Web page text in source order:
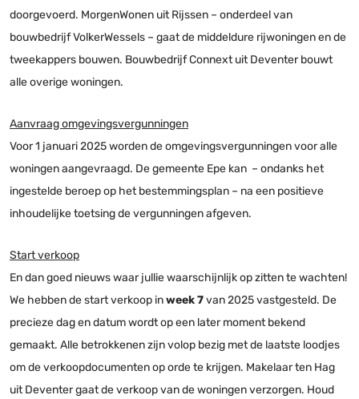
doorgevoerd. MorgenWonen uit Rijssen – onderdeel van
bouwbedrijf VolkerWessels – gaat de middeldure rijwoningen en de
tweekappers bouwen. Bouwbedrijf Connext uit Deventer bouwt
alle overige woningen.
Aanvraag omgevingsvergunningen
Voor 1 januari 2025 worden de omgevingsvergunningen voor alle
woningen aangevraagd. De gemeente Epe kan – ondanks het
ingestelde beroep op het bestemmingsplan – na een positieve
inhoudelijke toetsing de vergunningen afgeven.
Start verkoop
En dan goed nieuws waar jullie waarschijnlijk op zitten te wachten!
We hebben de start verkoop inweek 7van 2025 vastgesteld. De
precieze dag en datum wordt op een later moment bekend
gemaakt. Alle betrokkenen zijn volop bezig met de laatste loodjes
om de verkoopdocumenten op orde te krijgen. Makelaar ten Hag
uit Deventer gaat de verkoop van de woningen verzorgen. Houd